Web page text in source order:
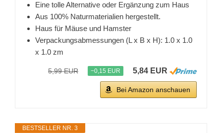
Eine tolle Alternative oder Ergänzung zum Haus
Aus 100% Naturmaterialien hergestellt.
Haus für Mäuse und Hamster
Verpackungsabmessungen (L x B x H): 1.0 x 1.0
x 1.0 zm
5,99 EUR −0,15 EUR 5,84 EUR
Bei Amazon anschauen
BESTSELLER NR. 3